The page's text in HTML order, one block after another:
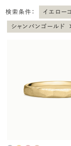
検索条件： イエロー
シャンパンゴールド